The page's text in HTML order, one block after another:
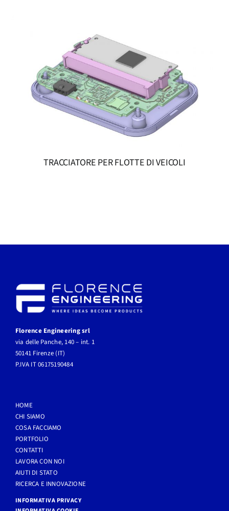
TRACCIATORE PER FLOTTE DI VEICOLI
Florence Engineering srl
via delle Panche, 140 – int. 1
50141 Firenze (IT)
P.IVA IT 06175190484
HOME
CHI SIAMO
COSA FACCIAMO
PORTFOLIO
CONTATTI
LAVORA CON NOI
AIUTI DI STATO
RICERCA E INNOVAZIONE
INFORMATIVA PRIVACY